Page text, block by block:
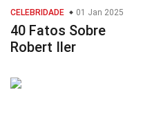
CELEBRIDADE 01 Jan 2025
40 Fatos Sobre
Robert Iler